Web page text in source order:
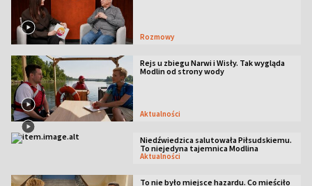
Rozmowy
Rejs u zbiegu Narwi i Wisły. Tak wygląda
Modlin od strony wody
Aktualności
Niedźwiedzica salutowała Piłsudskiemu.
To niejedyna tajemnica Modlina
Aktualności
To nie było miejsce hazardu. Co mieściło